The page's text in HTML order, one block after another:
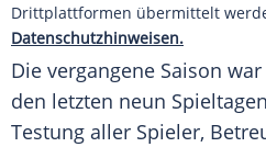
Drittplattformen übermittelt
Datenschutzhinweisen.
Die vergangene Saison
den letzten neun
Testung aller Spieler,